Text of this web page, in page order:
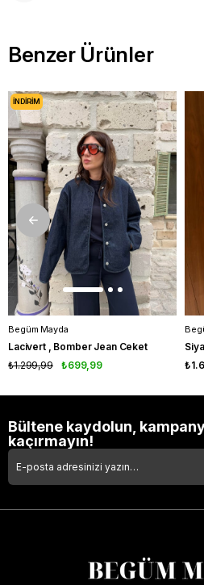
Benzer Ürünler
Begüm Mayda
Lacivert , Bomber Jean Ceket
₺699,99
₺1.299,99
İNDIRIM
Bültene kaydolun,
kaçırmayın!